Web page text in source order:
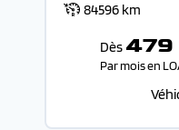
84596 km
Dès 479
Par mois en